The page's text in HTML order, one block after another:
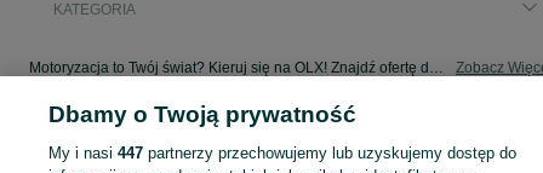
KATEGORIA
Motoryzacja to Twój świat? Kieruj się na OLX! Znajdź ofertę dla siebie w kategorii Motoryzacja na OLX - Gniewczyna Tryniecka i okolice! Zobacz
Mapa kategorii
Mapa miejscowości
Dbamy o Twoją prywatność
My i nasi 447partnerzy przechowujemy lub uzyskujemy dostęp do